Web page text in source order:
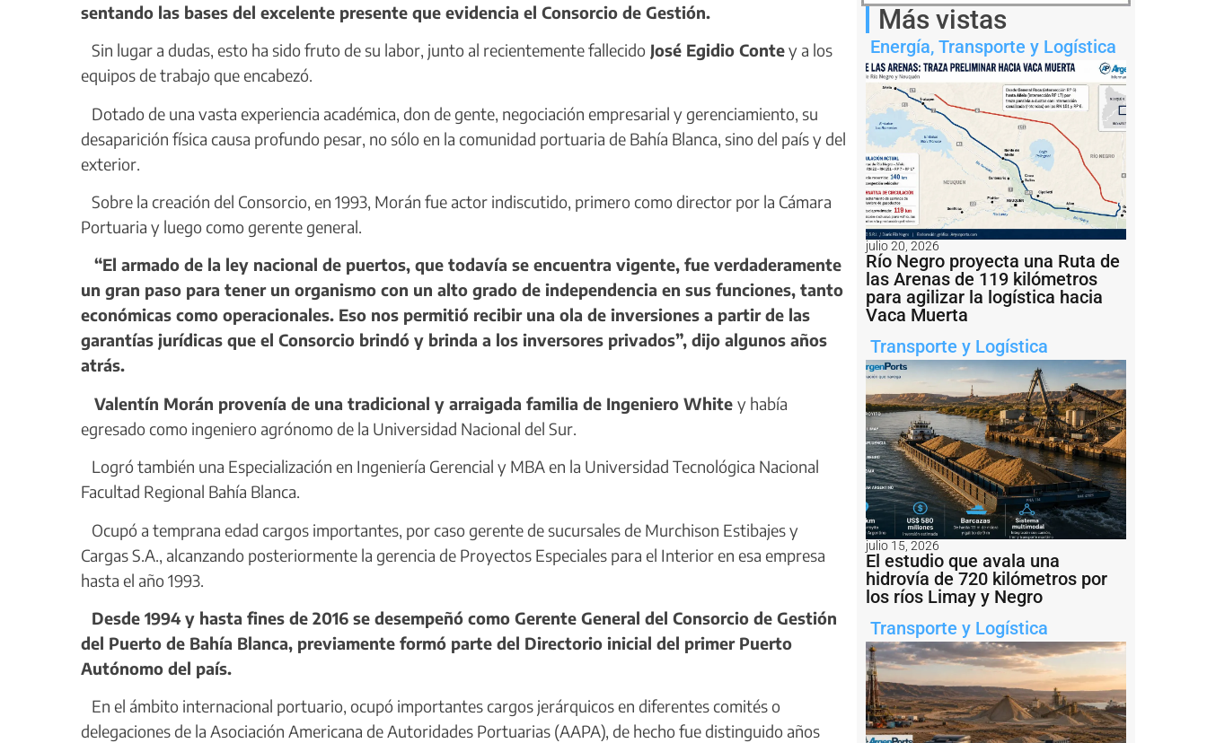
sentando las bases del excelente presente que evidencia el Consorcio de Gestión.
Sin lugar a dudas, esto ha sido fruto de su labor, junto al recientemente fallecido José Egidio Contey a los
equipos de trabajo que encabezó.
Dotado de una vasta experiencia académica, don de gente, negociación empresarial y gerenciamiento, su
desaparición física causa profundo pesar, no sólo en la comunidad portuaria de Bahía Blanca, sino del país y del
exterior.
Sobre la creación del Consorcio, en 1993, Morán fue actor indiscutido, primero como director por la Cámara
Portuaria y luego como gerente general.
“El armado de la ley nacional de puertos, que todavía se encuentra vigente, fue verdaderamente
un gran paso para tener un organismo con un alto grado de independencia en sus funciones, tanto
económicas como operacionales. Eso nos permitió recibir una ola de inversiones a partir de las
garantías jurídicas que el Consorcio brindó y brinda a los inversores privados”, dijo algunos años
atrás.
Valentín Morán provenía de una tradicional y arraigada familia de Ingeniero White y había
egresado como ingeniero agrónomo de la Universidad Nacional del Sur.
Logró también una Especialización en Ingeniería Gerencial y MBA en la Universidad Tecnológica Nacional
Facultad Regional Bahía Blanca.
Ocupó a temprana edad cargos importantes, por caso gerente de sucursales de Murchison Estibajes y
Cargas S.A., alcanzando posteriormente la gerencia de Proyectos Especiales para el Interior en esa empresa
hasta el año 1993.
Desde 1994 y hasta fines de 2016 se desempeñó como Gerente General del Consorcio de Gestión
del Puerto de Bahía Blanca, previamente formó parte del Directorio inicial del primer Puerto
Autónomo del país.
En el ámbito internacional portuario, ocupó importantes cargos jerárquicos en diferentes comités o
delegaciones de la Asociación Americana de Autoridades Portuarias (AAPA), de hecho fue distinguido años
Más vistas
Energía, Transporte y Logística
julio 20, 2026
Río Negro proyecta una Ruta de
las Arenas de 119 kilómetros
para agilizar la logística hacia
Vaca Muerta
Transporte y Logística
julio 15, 2026
El estudio que avala una
hidrovía de 720 kilómetros por
los ríos Limay y Negro
Transporte y Logística